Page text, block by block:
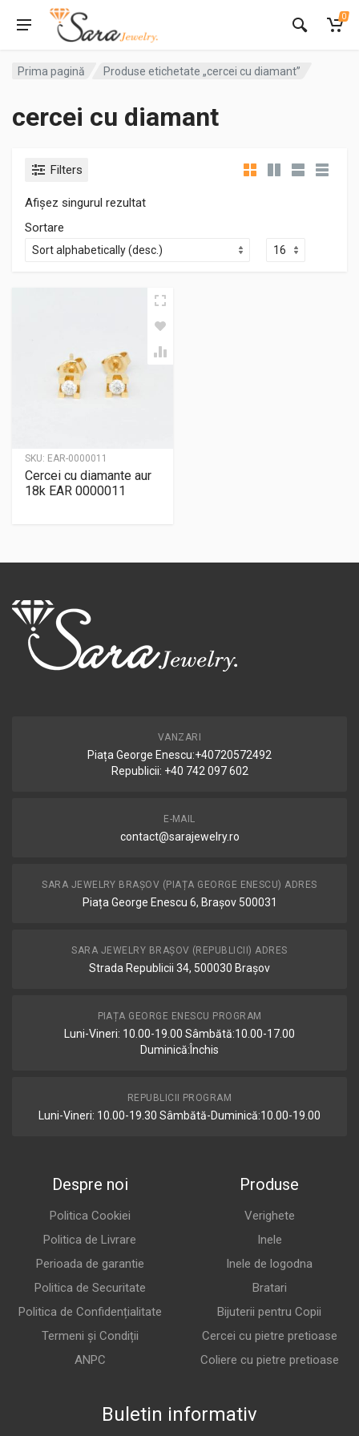
0
Prima pagină Produse etichetate „cercei cu diamant”
cercei cu diamant
Filters
Afișez singurul rezultat
Sortare
SKU: EAR-0000011
Cercei cu diamante aur
18k EAR 0000011
VANZARI
Piața George Enescu:+40720572492
Republicii: +40 742 097 602
E-MAIL
contact@sarajewelry.ro
SARA JEWELRY BRAȘOV (PIAȚA GEORGE ENESCU) ADRES
Piața George Enescu 6, Brașov 500031
SARA JEWELRY BRAȘOV (REPUBLICII) ADRES
Strada Republicii 34, 500030 Brașov
PIAȚA GEORGE ENESCU PROGRAM
Luni-Vineri: 10.00-19.00 Sâmbătă:10.00-17.00
Duminică:Închis
REPUBLICII PROGRAM
Luni-Vineri: 10.00-19.30 Sâmbătă-Duminică:10.00-19.00
Despre noi
Politica Cookiei
Politica de Livrare
Perioada de garantie
Politica de Securitate
Politica de Confidențialitate
Termeni și Condiții
ANPC
Produse
Verighete
Inele
Inele de logodna
Bratari
Bijuterii pentru Copii
Cercei cu pietre pretioase
Coliere cu pietre pretioase
Buletin informativ